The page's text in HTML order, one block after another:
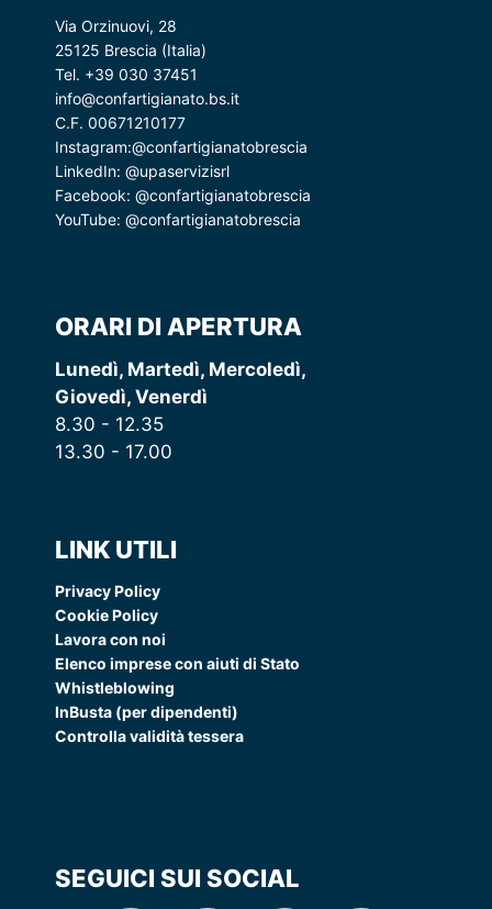
Via Orzinuovi, 28
25125 Brescia (Italia)
Tel. +39 030 37451
info@confartigianato.bs.it
C.F. 00671210177
Instagram:@confartigianatobrescia
LinkedIn: @upaservizisrl
Facebook: @confartigianatobrescia
YouTube: @confartigianatobrescia
ORARI DI APERTURA
Lunedì, Martedì, Mercoledì,
Giovedì, Venerdì
8.30 - 12.35
13.30 - 17.00
LINK UTILI
Privacy Policy
Cookie Policy
Lavora con noi
Elenco imprese con aiuti di Stato
Whistleblowing
InBusta (per dipendenti)
Controlla validità tessera
SEGUICI SUI SOCIAL